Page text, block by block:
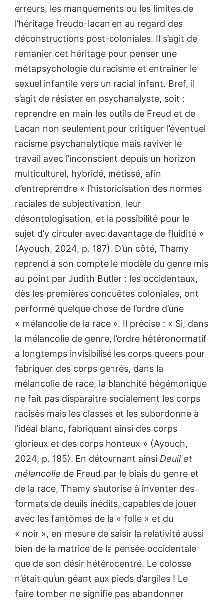
erreurs, les manquements ou les limites de
l’héritage freudo-lacanien au regard des
déconstructions post-coloniales. Il s’agit de
remanier cet héritage pour penser une
métapsychologie du racisme et entraîner le
sexuel infantile vers un racial infant. Bref, il
s’agit de résister en psychanalyste, soit :
reprendre en main les outils de Freud et de
Lacan non seulement pour critiquer l’éventuel
racisme psychanalytique mais raviver le
travail avec l’inconscient depuis un horizon
multiculturel, hybridé, métissé, afin
d’entreprendre « l’historicisation des normes
raciales de subjectivation, leur
désontologisation, et la possibilité pour le
sujet d’y circuler avec davantage de fluidité »
(Ayouch, 2024, p. 187). D’un côté, Thamy
reprend à son compte le modèle du genre mis
au point par Judith Butler : les occidentaux,
dès les premières conquêtes coloniales, ont
performé quelque chose de l’ordre d’une
« mélancolie de la race ». Il précise : « Si, dans
la mélancolie de genre, l’ordre hétéronormatif
a longtemps invisibilisé les corps queers pour
fabriquer des corps genrés, dans la
mélancolie de race, la blanchité hégémonique
ne fait pas disparaitre socialement les corps
racisés mais les classes et les subordonne à
l’idéal blanc, fabriquant ainsi des corps
glorieux et des corps honteux » (Ayouch,
2024, p. 185). En détournant ainsi Deuil et
mélancolie de Freud par le biais du genre et
de la race, Thamy s’autorise à inventer des
formats de deuils inédits, capables de jouer
avec les fantômes de la « folle » et du
« noir », en mesure de saisir la relativité aussi
bien de la matrice de la pensée occidentale
que de son désir hétérocentré. Le colosse
n’était qu’un géant aux pieds d’argiles ! Le
faire tomber ne signifie pas abandonner